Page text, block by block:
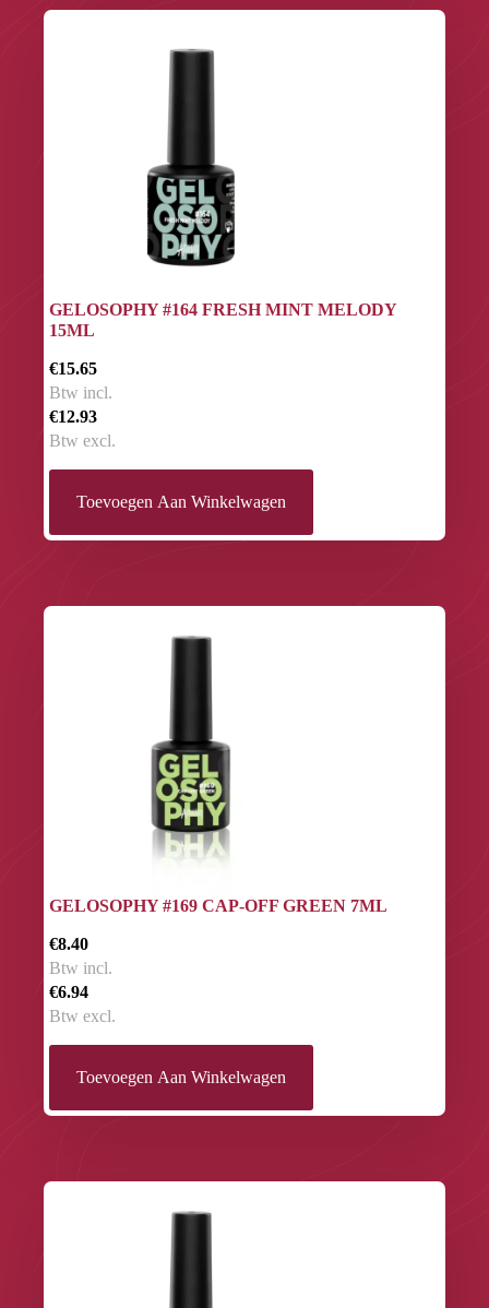
GELOSOPHY #164 FRESH MINT MELODY
15ML
€15.65
Btw incl.
€12.93
Btw excl.
Toevoegen Aan Winkelwagen
GELOSOPHY #169 CAP-OFF GREEN 7ML
€8.40
Btw incl.
€6.94
Btw excl.
Toevoegen Aan Winkelwagen